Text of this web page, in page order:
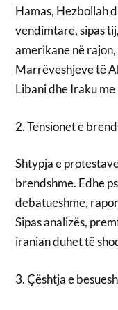
Hamas, Hezbollah
vendimtare, sipas
amerikane në
Marrëveshjeve të
Libani dhe Iraku
2. Tensionet e
Shtypja e
brendshme. Edhe
debatueshme,
Sipas analizës,
iranian duhet të
3. Çështja e